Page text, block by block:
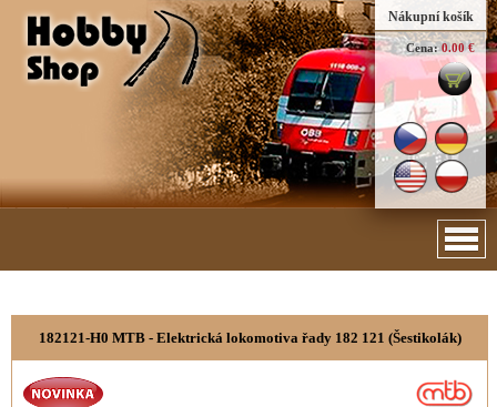
Nákupní košík
Cena: 0.00 €
182121-H0 MTB - Elektrická lokomotiva řady 182 121 (Šestikolák)